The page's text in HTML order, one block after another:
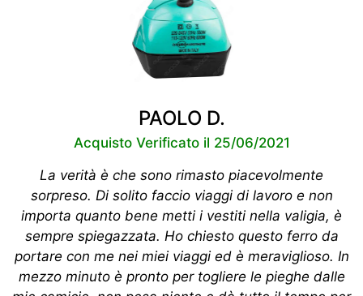
PAOLO D.
Acquisto Verificato il 25/06/2021
La verità è che sono rimasto piacevolmente
sorpreso. Di solito faccio viaggi di lavoro e non
importa quanto bene metti i vestiti nella valigia, è
sempre spiegazzata. Ho chiesto questo ferro da
portare con me nei miei viaggi ed è meraviglioso. In
mezzo minuto è pronto per togliere le pieghe dalle